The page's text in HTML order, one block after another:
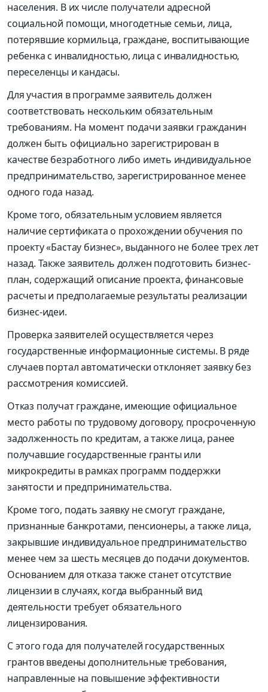
населения. В их числе получатели адресной
социальной помощи, многодетные семьи, лица,
потерявшие кормильца, граждане, воспитывающие
ребенка с инвалидностью, лица с инвалидностью,
переселенцы и кандасы.
Для участия в программе заявитель должен
соответствовать нескольким обязательным
требованиям. На момент подачи заявки гражданин
должен быть официально зарегистрирован в
качестве безработного либо иметь индивидуальное
предпринимательство, зарегистрированное менее
одного года назад.
Кроме того, обязательным условием является
наличие сертификата о прохождении обучения по
проекту «Бастау бизнес», выданного не более трех лет
назад. Также заявитель должен подготовить бизнес-
план, содержащий описание проекта, финансовые
расчеты и предполагаемые результаты реализации
бизнес-идеи.
Проверка заявителей осуществляется через
государственные информационные системы. В ряде
случаев портал автоматически отклоняет заявку без
рассмотрения комиссией.
Отказ получат граждане, имеющие официальное
место работы по трудовому договору, просроченную
задолженность по кредитам, а также лица, ранее
получавшие государственные гранты или
микрокредиты в рамках программ поддержки
занятости и предпринимательства.
Кроме того, подать заявку не смогут граждане,
признанные банкротами, пенсионеры, а также лица,
закрывшие индивидуальное предпринимательство
менее чем за шесть месяцев до подачи документов.
Основанием для отказа также станет отсутствие
лицензии в случаях, когда выбранный вид
деятельности требует обязательного
лицензирования.
С этого года для получателей государственных
грантов введены дополнительные требования,
направленные на повышение эффективности